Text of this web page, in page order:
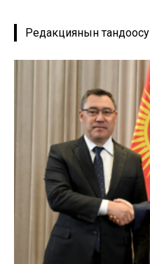
Редакциянын тандоосу